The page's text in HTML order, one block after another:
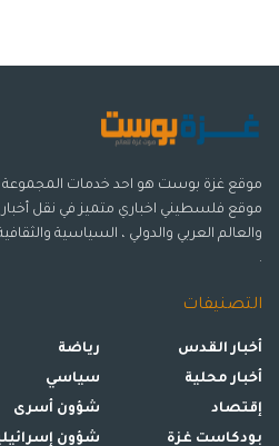
موقع فلسطيني اخباري متميز في نقل
والعالم العربي والدولي ، السياسية
.
التصنيفات
أخبار القدس
أخبار محلية
إقتصاد
بودكاست غزة
رياضة
سياسي
شؤون أسرى
شؤون